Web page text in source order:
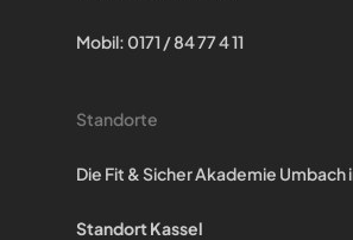
Mobil: 0171 / 84 77 4 11
Standorte
Die Fit & Sicher Akademie Umbach
Standort Kassel